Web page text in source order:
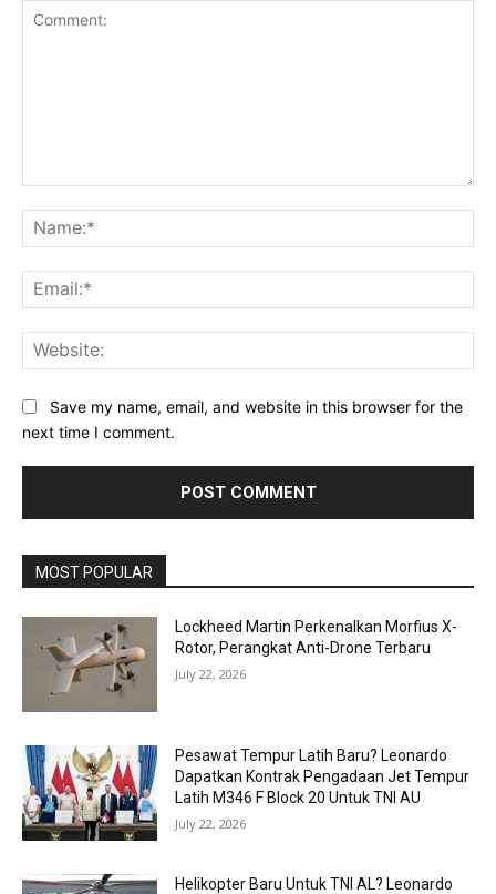
Save my name, email, and website in this browser for the
next time I comment.
MOST POPULAR
Lockheed Martin Perkenalkan Morfius X-
Rotor, Perangkat Anti-Drone Terbaru
July 22, 2026
Pesawat Tempur Latih Baru? Leonardo
Dapatkan Kontrak Pengadaan Jet Tempur
Latih M346 F Block 20 Untuk TNI AU
July 22, 2026
Helikopter Baru Untuk TNI AL? Leonardo